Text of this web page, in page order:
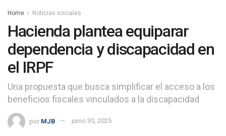
Home Noticias sociales
Hacienda plantea equiparar
dependencia y discapacidad en
el IRPF
Una propuesta que busca simplificar el acceso a los
beneficios fiscales vinculados a la discapacidad
por MJB junio 30, 2025